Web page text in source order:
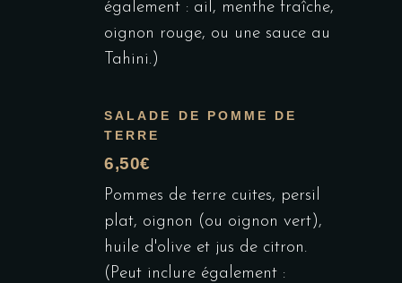
également : ail, menthe fraîche,
oignon rouge, ou une sauce au
Tahini.)
SALADE DE POMME DE
TERRE
6,50€
Pommes de terre cuites, persil
plat, oignon (ou oignon vert),
huile d'olive et jus de citron.
(Peut inclure également :